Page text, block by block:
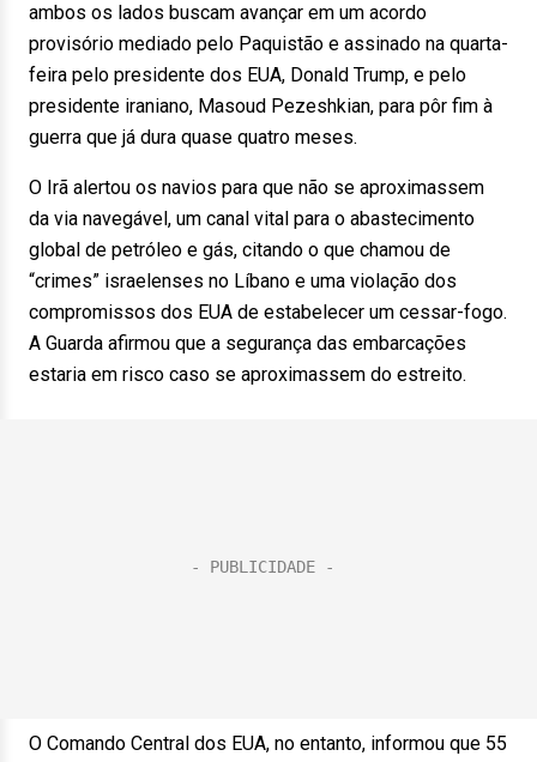
ambos os lados buscam avançar em um acordo
provisório mediado pelo Paquistão e assinado na quarta-
feira pelo presidente dos EUA, Donald Trump, e pelo
presidente iraniano, Masoud Pezeshkian, para pôr fim à
guerra que já dura quase quatro meses.
O Irã alertou os navios para que não se aproximassem
da via navegável, um canal vital para o abastecimento
global de petróleo e gás, citando o que chamou de
“crimes” israelenses no Líbano e uma violação dos
compromissos dos EUA de estabelecer um cessar-fogo.
A Guarda afirmou que a segurança das embarcações
estaria em risco caso se aproximassem do estreito.
O Comando Central dos EUA, no entanto, informou que 55